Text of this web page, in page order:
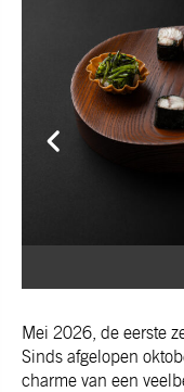
Mei 2026, de eerste
Sinds afgelopen
charme van een